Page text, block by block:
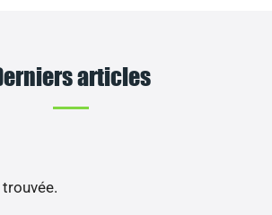
articles